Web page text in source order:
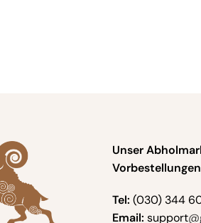
Unser
Tel: (030) 344
Email: support